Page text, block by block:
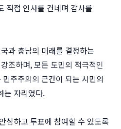
직접 인사를 건네며 감사를
과 충남의 미래를 결정하는
조하며, 모든 도민의 적극적인
주주의의 근간이 되는 시민의
는 자리였다.
심하고 투표에 참여할 수 있도록